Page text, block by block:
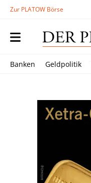
Zur PLATOW Börse
Banken Geldpolitik